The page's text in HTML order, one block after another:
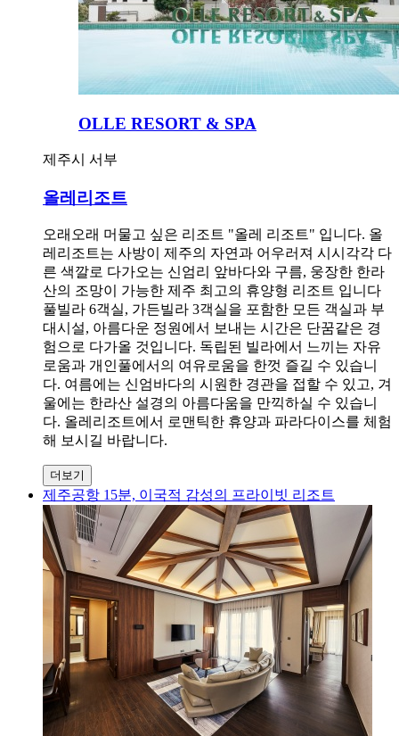
OLLE RESORT & SPA
제주시 서부
올레리조트
오래오래 머물고 싶은 리조트 "올레 리조트" 입니다. 올
레리조트는 사방이 제주의 자연과 어우러져 시시각각 다
른 색깔로 다가오는 신엄리 앞바다와 구름, 웅장한 한라
산의 조망이 가능한 제주 최고의 휴양형 리조트 입니다
풀빌라 6객실, 가든빌라 3객실을 포함한 모든 객실과 부
대시설, 아름다운 정원에서 보내는 시간은 단꿈같은 경
험으로 다가올 것입니다. 독립된 빌라에서 느끼는 자유
로움과 개인풀에서의 여유로움을 한껏 즐길 수 있습니
다. 여름에는 신엄바다의 시원한 경관을 접할 수 있고, 겨
울에는 한라산 설경의 아름다움을 만끽하실 수 있습니
다. 올레리조트에서 로맨틱한 휴양과 파라다이스를 체험
해 보시길 바랍니다.
더보기
제주공항 15분, 이국적 감성의 프라이빗 리조트